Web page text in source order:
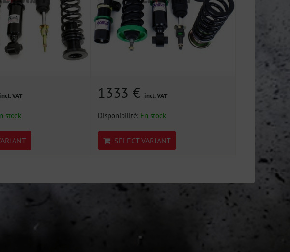
incl. VAT
stock
1333 € incl. VAT
Disponibilité: En stock
SELECT VARIANT